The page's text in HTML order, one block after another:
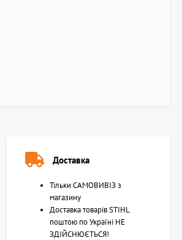
Доставка
Тільки САМОВИВІЗ з
магазину
Доставка товарів STIHL
поштою по Україні НЕ
ЗДІЙСНЮЄТЬСЯ!